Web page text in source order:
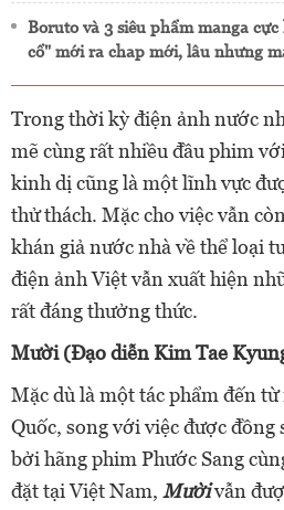
Boruto và 3 siêu phẩm manga
cổ" mới ra chap mới, lâu nhưng
Trong thời kỳ điện ảnh nước
mẽ cùng rất nhiều đầu phim
kinh dị cũng là một lĩnh vực
thử thách. Mặc cho việc vẫn
khán giả nước nhà về thể loại
điện ảnh Việt vẫn xuất hiện
rất đáng thưởng thức.
Mười (Đạo diễn Kim Tae
Mặc dù là một tác phẩm đến
Quốc, song với việc được đồng
bởi hãng phim Phước Sang
đặt tại Việt Nam, Mườivẫn